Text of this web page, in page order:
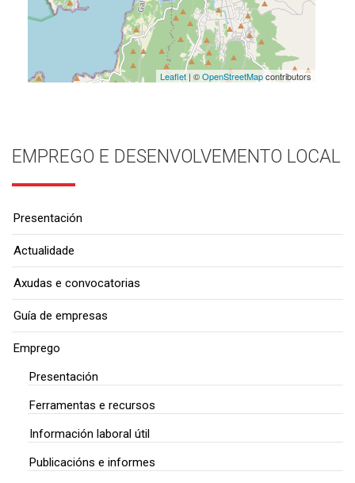
Leaflet| ©OpenStreetMapcontributors
EMPREGO E DESENVOLVEMENTO LOCAL
Presentación
Actualidade
Axudas e convocatorias
Guía de empresas
Emprego
Presentación
Ferramentas e recursos
Información laboral útil
Publicacións e informes